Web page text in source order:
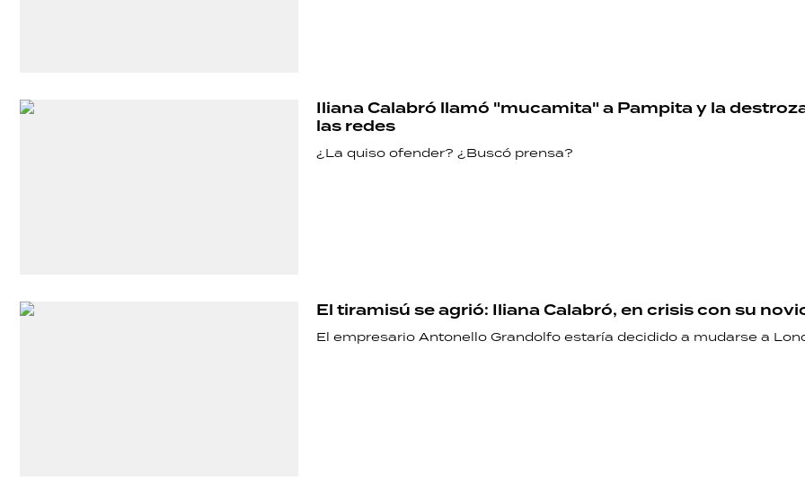
Iliana Calabró llamó "mucamita" a Pampita y la
las redes
¿La quiso ofender? ¿Buscó prensa?
El tiramisú se agrió: Iliana Calabró, en crisis con su
El empresario Antonello Grandolfo estaría decidido a mudarse a
POLÍTICA
ACTUALIDAD
ECONOMÍA
HORÓSCOPO